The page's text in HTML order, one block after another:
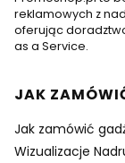
reklamowych z
oferując
as a Service.
Linki w
JAK
Jak zamówić
Wizualizacje